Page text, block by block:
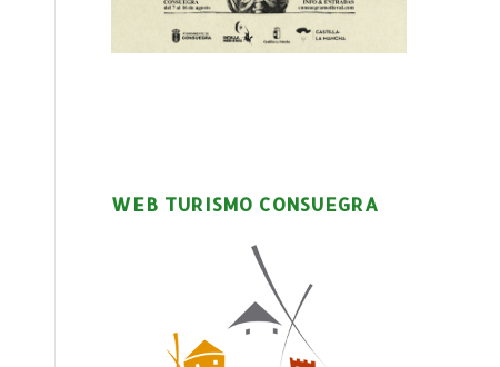
WEB TURISMO CONSUEGRA